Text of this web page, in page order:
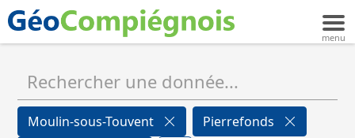
Moulin-sous-Touvent
Pierrefonds